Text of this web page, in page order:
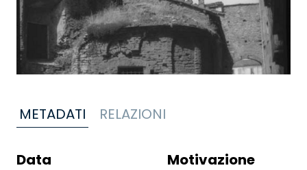
METADATI RELAZIONI
Data
Motivazione